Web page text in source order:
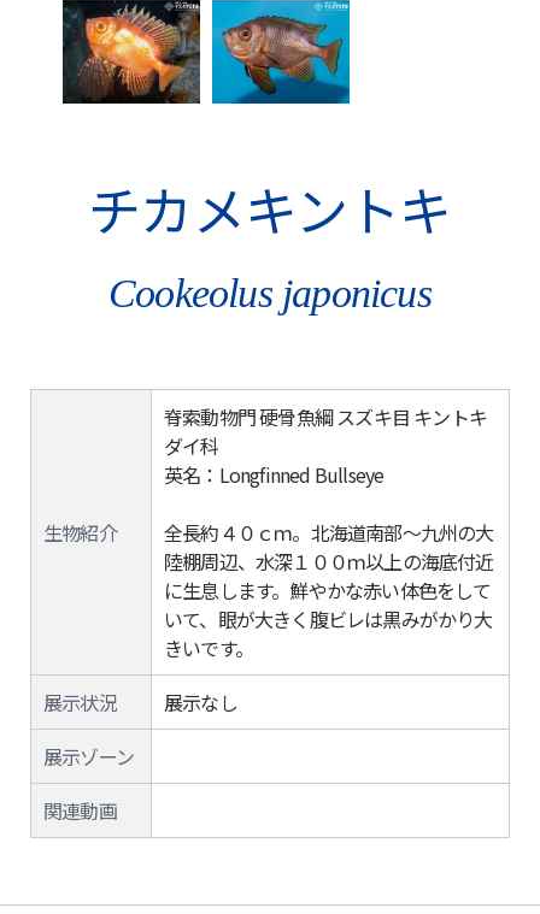
チカメキントキ
Cookeolus japonicus
生物紹介
脊索動物門 硬骨魚綱 スズキ目 キントキ
ダイ科
英名：Longfinned Bullseye
全長約４０ｃｍ。北海道南部～九州の大
陸棚周辺、水深１００ｍ以上の海底付近
に生息します。鮮やかな赤い体色をして
いて、眼が大きく腹ビレは黒みがかり大
きいです。
展示状況
展示なし
展示ゾーン
関連動画